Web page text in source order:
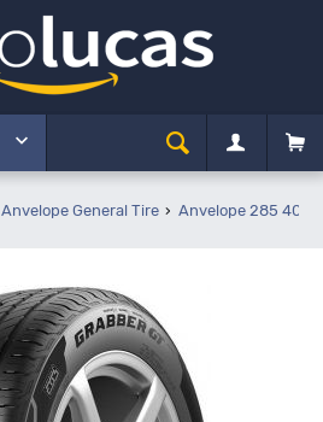
Anvelope General Tire Anvelope 285 40